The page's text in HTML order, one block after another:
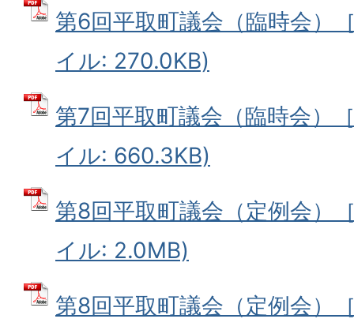
第6回平取町議会（臨時会）
イル: 270.0KB)
第7回平取町議会（臨時会）
イル: 660.3KB)
第8回平取町議会（定例会）
イル: 2.0MB)
第8回平取町議会（定例会）